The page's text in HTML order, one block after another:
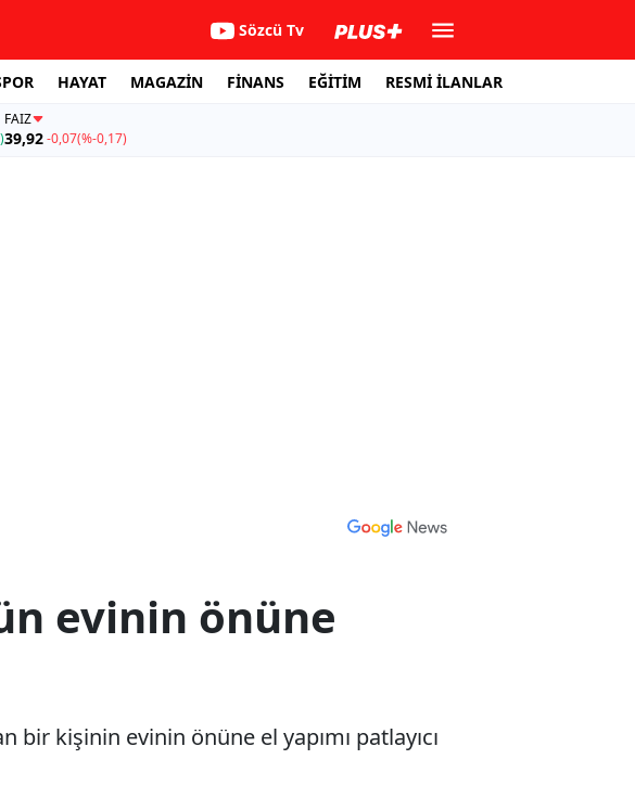
Sözcü Tv
HAYAT MAGAZİN FİNANS EĞİTİM RESMİ İLANLAR
FAİZ
39,92-0,07(%-0,17)
evinin önüne
kişinin evinin önüne el yapımı patlayıcı